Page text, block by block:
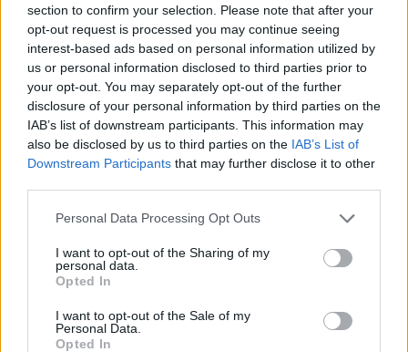
section to confirm your selection. Please note that after your
opt-out request is processed you may continue seeing
interest-based ads based on personal information utilized by
us or personal information disclosed to third parties prior to
your opt-out. You may separately opt-out of the further
disclosure of your personal information by third parties on the
IAB’s list of downstream participants. This information may
also be disclosed by us to third parties on the IAB’s List of
Downstream Participants that may further disclose it to other
Personal Data Processing Opt Outs
I want to opt-out of the Sharing of my
personal data.
Opted In
I want to opt-out of the Sale of my
Personal Data.
Opted In
Ακολουθήστε το E-Radio.gr στοGoogle News
και μάθετε πρώτοιτα πιο hot νέα .
Διαβάστε περισσότερα θέματα γιαΜόδα ,
Ομορφιά,Σχέσειςκαι φυσικάCelebritiesστο νέο
Pink.gr!
Ακολουθήστε το E-Radio.gr και στο Instagram